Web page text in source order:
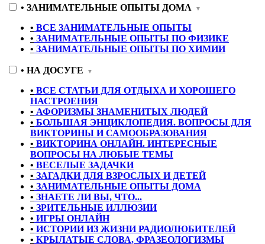
• ЗАНИМАТЕЛЬНЫЕ ОПЫТЫ ДОМА ▼
• ВСЕ ЗАНИМАТЕЛЬНЫЕ ОПЫТЫ
• ЗАНИМАТЕЛЬНЫЕ ОПЫТЫ ПО ФИЗИКЕ
• ЗАНИМАТЕЛЬНЫЕ ОПЫТЫ ПО ХИМИИ
• НА ДОСУГЕ ▼
• ВСЕ СТАТЬИ ДЛЯ ОТДЫХА И ХОРОШЕГО
НАСТРОЕНИЯ
• АФОРИЗМЫ ЗНАМЕНИТЫХ ЛЮДЕЙ
• БОЛЬШАЯ ЭНЦИКЛОПЕДИЯ. ВОПРОСЫ ДЛЯ
ВИКТОРИНЫ И САМООБРАЗОВАНИЯ
• ВИКТОРИНА ОНЛАЙН. ИНТЕРЕСНЫЕ
ВОПРОСЫ НА ЛЮБЫЕ ТЕМЫ
• ВЕСЕЛЫЕ ЗАДАЧКИ
• ЗАГАДКИ ДЛЯ ВЗРОСЛЫХ И ДЕТЕЙ
• ЗАНИМАТЕЛЬНЫЕ ОПЫТЫ ДОМА
• ЗНАЕТЕ ЛИ ВЫ, ЧТО...
• ЗРИТЕЛЬНЫЕ ИЛЛЮЗИИ
• ИГРЫ ОНЛАЙН
• ИСТОРИИ ИЗ ЖИЗНИ РАДИОЛЮБИТЕЛЕЙ
• КРЫЛАТЫЕ СЛОВА, ФРАЗЕОЛОГИЗМЫ